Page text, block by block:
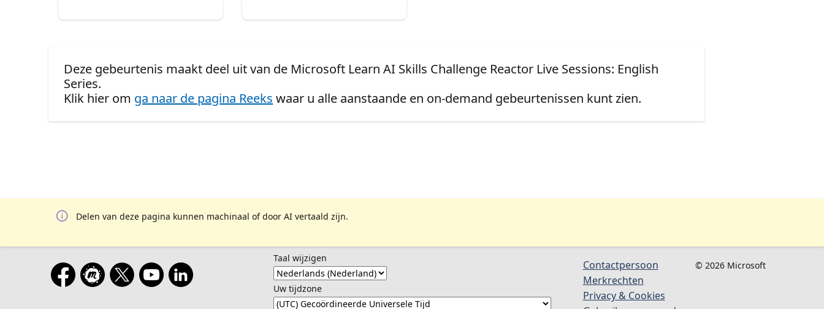
Deze gebeurtenis maakt deel uit van de Microsoft Learn AI Skills Challenge Reactor Live Sessions: English
Series.
Klik hier om ga naar de pagina Reeks waar u alle aanstaande en on-demand gebeurtenissen kunt zien.
Delen van deze pagina kunnen machinaal of door AI vertaald zijn.
Taal wijzigen
Uw tijdzone
Contactpersoon
Merkrechten
Privacy & Cookies
© 2026 Microsoft